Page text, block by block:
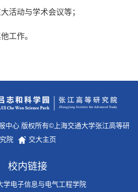
活动与学术会议等；
工作。
中心 版权所有©上海交通大学张江高等研
究院
交大主页
校内链接
学电子信息与电气工程学院